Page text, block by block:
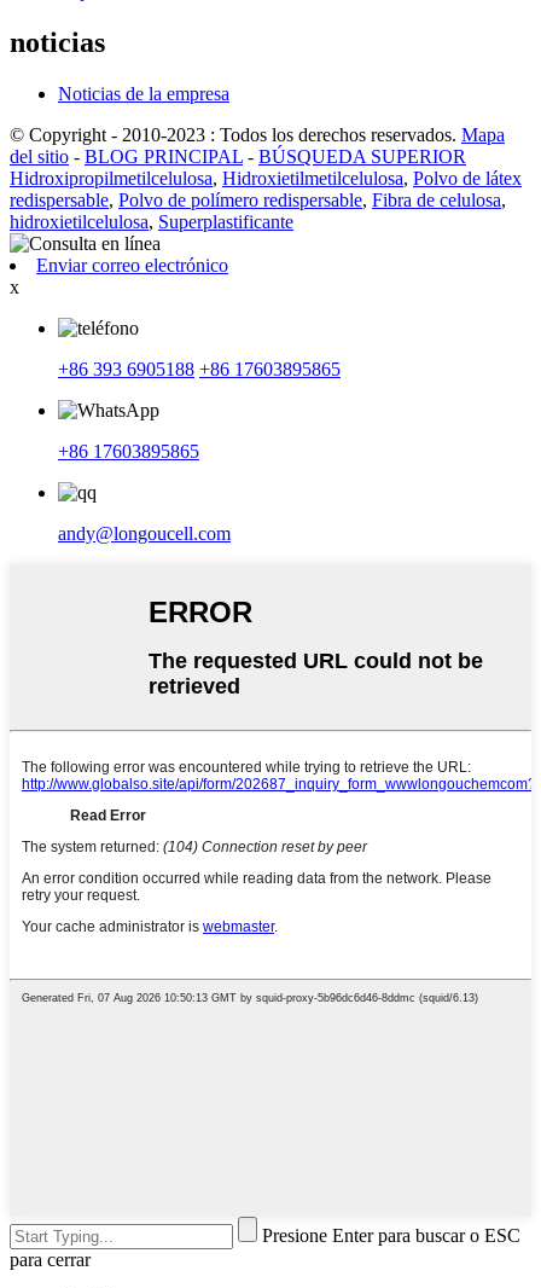
noticias
Noticias de la empresa
© Copyright - 2010-2023 : Todos los derechos reservados. Mapa
del sitio - BLOG PRINCIPAL - BÚSQUEDA SUPERIOR
Hidroxipropilmetilcelulosa, Hidroxietilmetilcelulosa, Polvo de látex
redispersable, Polvo de polímero redispersable, Fibra de celulosa,
hidroxietilcelulosa, Superplastificante
Enviar correo electrónico
x
+86 393 6905188 +86 17603895865
+86 17603895865
andy@longoucell.com
Presione Enter para buscar o ESC
para cerrar